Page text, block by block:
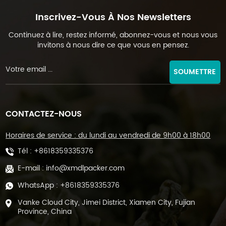
Inscrivez-Vous À Nos Newsletters
Continuez à lire, restez informé, abonnez-vous et nous vous
invitons à nous dire ce que vous en pensez.
SOUMETTRE
CONTACTEZ-NOUS
Horaires de service : du lundi au vendredi de 9h00 à 18h00
Tél : +8618359335376
E-mail : info@xmdlpacker.com
WhatsApp : +8618359335376
Vanke Cloud City, Jimei District, Xiamen City, Fujian
Province, China